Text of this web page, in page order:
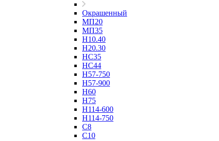
Окрашенный
МП20
МП35
Н10.40
Н20.30
НС35
НС44
Н57-750
Н57-900
Н60
Н75
Н114-600
Н114-750
С8
С10